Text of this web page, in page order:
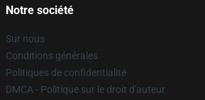
Notre société
Sur nous
Conditions générales
Politiques de confidentialité
DMCA - Politique sur le droit d'auteur